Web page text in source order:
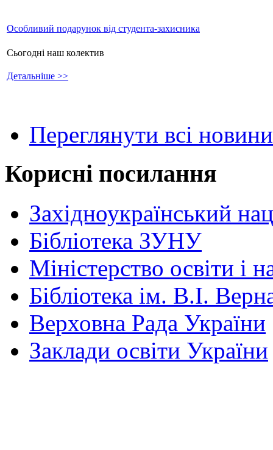
Особливий подарунок від студента-захисника
Сьогодні наш колектив
Детальніше >>
Переглянути всі новини
Корисні посилання
Західноукраїнський
Бібліотека ЗУНУ
Міністерство освіти і
Бібліотека ім. В.І.
Верховна Рада України
Заклади освіти України